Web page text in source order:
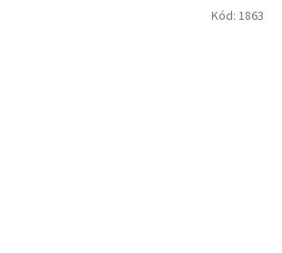
Kód: 1863